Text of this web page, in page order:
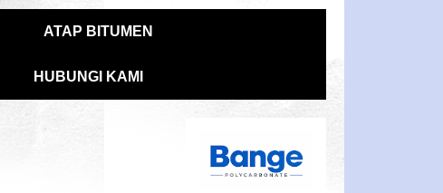
ATAP BITUMEN
HUBUNGI KAMI